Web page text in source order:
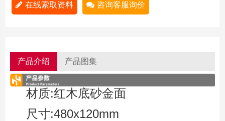
在线索取资料 咨询客服询价
产品介绍 产品图集
材质:红木底砂金面
尺寸:480x120mm